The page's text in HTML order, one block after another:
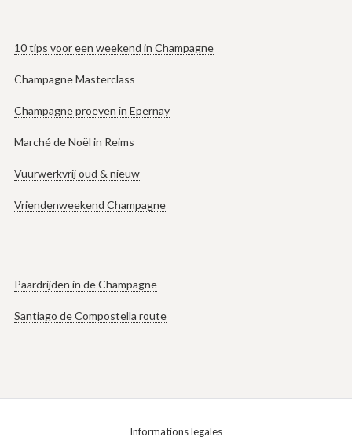
10 tips voor een weekend in Champagne
Champagne Masterclass
Champagne proeven in Epernay
Marché de Noël in Reims
Vuurwerkvrij oud & nieuw
Vriendenweekend Champagne
Paardrijden in de Champagne
Santiago de Compostella route
Informations legales